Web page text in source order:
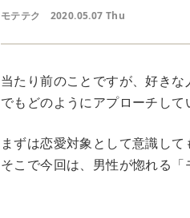
モテテク 2020.05.07 Thu
当たり前のことですが、好き
でもどのようにアプローチして
まずは恋愛対象として意識して
そこで今回は、男性が惚れる「